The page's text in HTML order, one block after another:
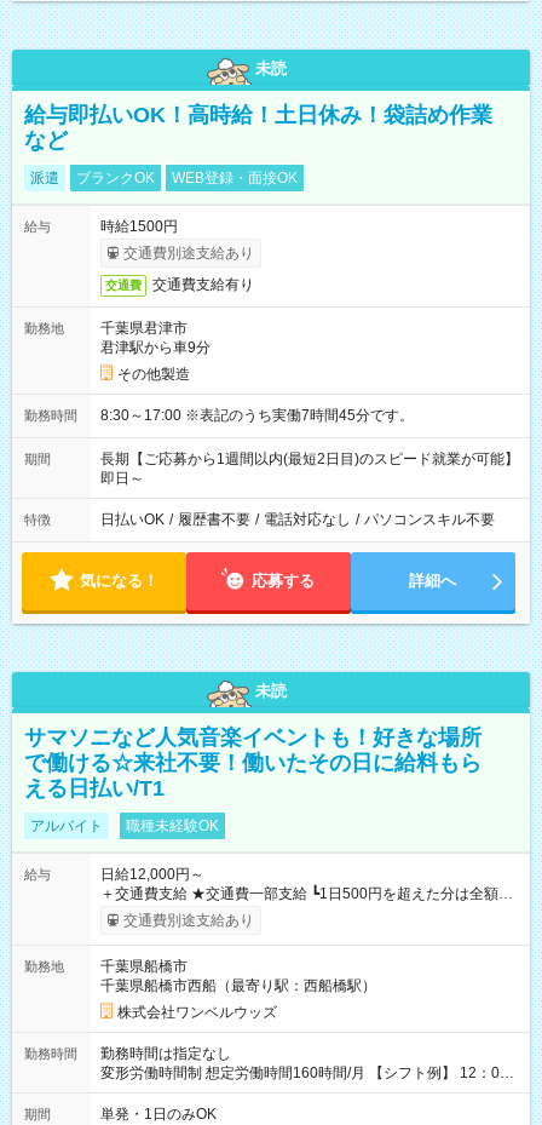
未読
給与即払いOK！高時給！土日休み！袋詰め作業
など
派遣 ブランクOK WEB登録・面接OK
給与
時給1500円
交通費別途支給あり
交通費 交通費支給有り
勤務地
千葉県君津市
君津駅から車9分
その他製造
勤務時間 8:30～17:00 ※表記のうち実働7時間45分です。
期間
長期【ご応募から1週間以内(最短2日目)のスピード就業が可能】
即日～
特徴 日払いOK / 履歴書不要 / 電話対応なし / パソコンスキル不要
気になる！ 応募する 詳細へ
未読
サマソニなど人気音楽イベントも！好きな場所
で働ける☆来社不要！働いたその日に給料もら
える日払い/T1
アルバイト 職種未経験OK
給与
日給12,000円～
＋交通費支給 ★交通費一部支給 ┗1日500円を超えた分は全額支
給！ ※往復500円以内の方は自己負担となります ★日払いOK！
（規定あり） ┗働いたその日に現金GET♪ お仕事後はコンビニ
なし
交通費別途支給あり
勤務地
千葉県船橋市
千葉県船橋市西船（最寄り駅：西船橋駅）
株式会社ワンベルウッズ
勤務時間
勤務時間は指定なし
変形労働時間制 想定労働時間160時間/月 【シフト例】 12：00
～22：00
期間 単発・1日のみOK